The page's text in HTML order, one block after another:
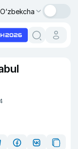
O‘zbekcha